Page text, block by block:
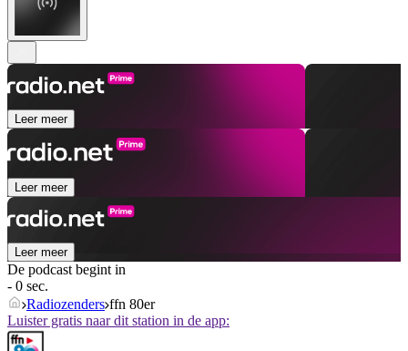
Leer meer
Leer meer
Leer meer
De podcast begint in
- 0 sec.
Radiozenders ffn 80er
Luister gratis naar dit station in de app: